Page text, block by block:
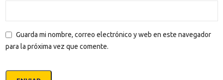
Guarda mi nombre, correo electrónico y web en este navegador
para la próxima vez que comente.